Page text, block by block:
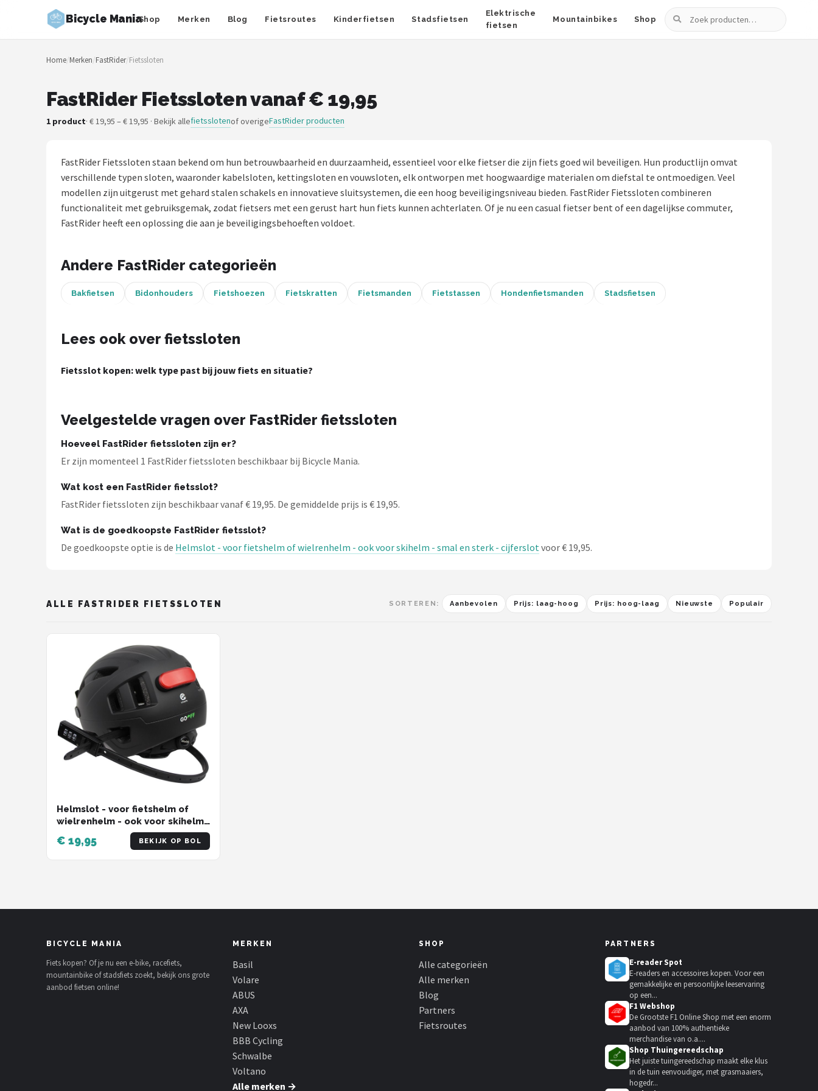
Bicycle ManiaShop Merken Blog Fietsroutes Kinderfietsen Stadsfietsen
Elektrische
fietsen
Mountainbikes Shop
Zoeken
Zoeken
NAVIGATIE
Merken
Fietsroutes
Kinderfietsen
Elektrische fietsen
Mountainbikes
POPULAIRE MERKEN
New Looxs
Schwalbe
Shimano
Alle merken →
Home/Merken/FastRider/Fietssloten
FastRider Fietssloten vanaf € 19,95
1 product· € 19,95 – € 19,95 · Bekijk allefietsslotenof overigeFastRider producten
FastRider Fietssloten staan bekend om hun betrouwbaarheid en duurzaamheid, essentieel voor elke fietser die zijn fiets goed wil beveiligen. Hun productlijn omvat
verschillende typen sloten, waaronder kabelsloten, kettingsloten en vouwsloten, elk ontworpen met hoogwaardige materialen om diefstal te ontmoedigen. Veel
modellen zijn uitgerust met gehard stalen schakels en innovatieve sluitsystemen, die een hoog beveiligingsniveau bieden. FastRider Fietssloten combineren
functionaliteit met gebruiksgemak, zodat fietsers met een gerust hart hun fiets kunnen achterlaten. Of je nu een casual fietser bent of een dagelijkse commuter,
FastRider heeft een oplossing die aan je beveiligingsbehoeften voldoet.
Andere FastRider categorieën
Bakfietsen Bidonhouders Fietshoezen Fietskratten Fietsmanden Fietstassen Hondenfietsmanden Stadsfietsen
Lees ook over fietssloten
Fietsslot kopen: welk type past bij jouw fiets en situatie?
Veelgestelde vragen over FastRider fietssloten
Hoeveel FastRider fietssloten zijn er?
Er zijn momenteel 1 FastRider fietssloten beschikbaar bij Bicycle Mania.
Wat kost een FastRider fietsslot?
FastRider fietssloten zijn beschikbaar vanaf € 19,95. De gemiddelde prijs is € 19,95.
Wat is de goedkoopste FastRider fietsslot?
De goedkoopste optie is de Helmslot - voor fietshelm of wielrenhelm - ook voor skihelm - smal en sterk - cijferslotvoor € 19,95.
ALLE FASTRIDER FIETSSLOTEN SORTEREN: Aanbevolen Prijs: laag-hoog Prijs: hoog-laag Nieuwste Populair
Helmslot - voor fietshelm of
wielrenhelm - ook voor skihelm
- smal en sterk - cijferslot
€ 19,95 BEKIJK OP BOL
BICYCLE MANIA
Fiets kopen? Of je nu een e-bike, racefiets,
mountainbike of stadsfiets zoekt, bekijk ons grote
aanbod fietsen online!
MERKEN
Basil
Volare
ABUS
AXA
New Looxs
BBB Cycling
Schwalbe
Voltano
Alle merken →
SHOP
Alle categorieën
Alle merken
Blog
Partners
Fietsroutes
PARTNERS
E-reader Spot
E-readers en accessoires kopen. Voor een
gemakkelijke en persoonlijke leeservaring
op een...
F1 Webshop
De Grootste F1 Online Shop met een enorm
aanbod van 100% authentieke
merchandise van o.a....
Shop Thuingereedschap
Het juiste tuingereedschap maakt elke klus
in de tuin eenvoudiger, met grasmaaiers,
hogedr...